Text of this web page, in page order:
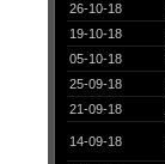
26-10-18
19-10-18
05-10-18
25-09-18
21-09-18
14-09-18